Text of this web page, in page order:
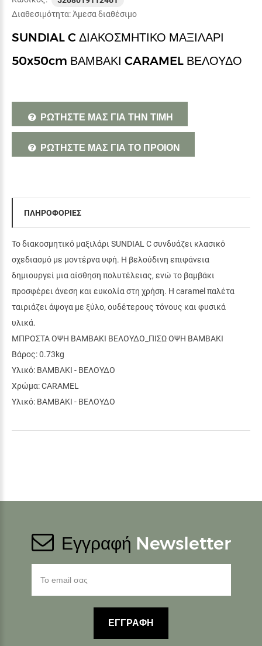
Διαθεσιμότητα:Άμεσα διαθέσιμο
SUNDIAL C ΔΙΑΚΟΣΜΗΤΙΚΟ ΜΑΞΙΛΑΡΙ
50x50cm ΒΑΜΒΑΚΙ CARAMEL ΒΕΛΟΥΔΟ
ΡΩΤΗΣΤΕ ΜΑΣ ΓΙΑ ΤΗΝ ΤΙΜΗ
ΡΩΤΗΣΤΕ ΜΑΣ ΓΙΑ ΤΟ ΠΡΟΙΟΝ
ΠΛΗΡΟΦΟΡΙΕΣ
Το διακοσμητικό μαξιλάρι SUNDIAL C συνδυάζει κλασικό
σχεδιασμό με μοντέρνα υφή. Η βελούδινη επιφάνεια
δημιουργεί μια αίσθηση πολυτέλειας, ενώ το βαμβάκι
προσφέρει άνεση και ευκολία στη χρήση. Η caramel παλέτα
ταιριάζει άψογα με ξύλο, ουδέτερους τόνους και φυσικά
υλικά.
ΜΠΡΟΣΤΑ ΟΨΗ ΒΑΜΒΑΚΙ ΒΕΛΟΥΔΟ_ΠΙΣΩ ΟΨΗ ΒΑΜΒΑΚΙ
Βάρος: 0.73kg
Υλικό: ΒΑΜΒΑΚΙ - ΒΕΛΟΥΔΟ
Χρώμα: CARAMEL
Υλικό: ΒΑΜΒΑΚΙ - ΒΕΛΟΥΔΟ
Εγγραφή Newsletter
ΕΓΓΡΑΦΗ